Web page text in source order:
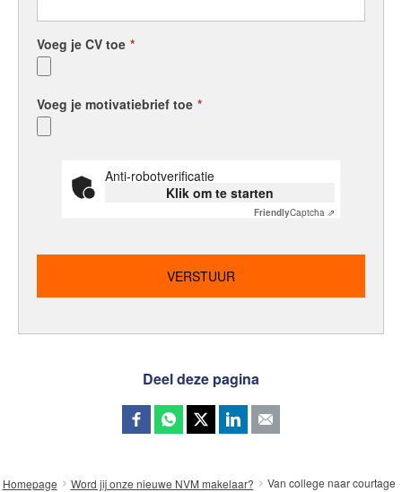
Voeg je CV toe *
Voeg je motivatiebrief toe *
Anti-robotverificatie
Klik om te starten
FriendlyCaptcha ⇗
Deel deze pagina
Homepage Word jij onze nieuwe NVM makelaar? Van college naar courtage